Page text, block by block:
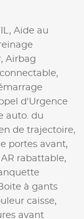
Aide au
Airbag
d'Urgence
auto. du
de trajectoire,
portes avant,
rabattable,
à gants
caisse,
avant